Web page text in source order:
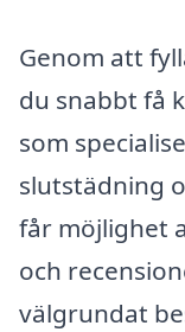
Genom att
du snabbt få
som
slutstädning
får möjlighet
och
välgrundat